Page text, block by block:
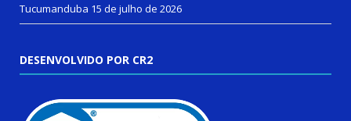
Tucumanduba 15 de julho de 2026
DESENVOLVIDO POR CR2